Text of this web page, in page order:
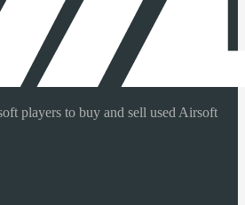
players to buy and sell used Airsoft